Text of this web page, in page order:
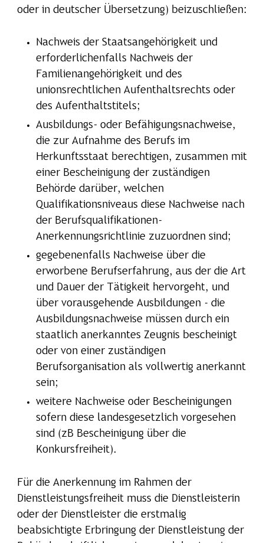
oder in deutscher Übersetzung) beizuschließen:
Nachweis der Staatsangehörigkeit und
erforderlichenfalls Nachweis der
Familienangehörigkeit und des
unionsrechtlichen Aufenthaltsrechts oder
des Aufenthaltstitels;
Ausbildungs- oder Befähigungsnachweise,
die zur Aufnahme des Berufs im
Herkunftsstaat berechtigen, zusammen mit
einer Bescheinigung der zuständigen
Behörde darüber, welchen
Qualifikationsniveaus diese Nachweise nach
der Berufsqualifikationen-
Anerkennungsrichtlinie zuzuordnen sind;
gegebenenfalls Nachweise über die
erworbene Berufserfahrung, aus der die Art
und Dauer der Tätigkeit hervorgeht, und
über vorausgehende Ausbildungen - die
Ausbildungsnachweise müssen durch ein
staatlich anerkanntes Zeugnis bescheinigt
oder von einer zuständigen
Berufsorganisation als vollwertig anerkannt
sein;
weitere Nachweise oder Bescheinigungen
sofern diese landesgesetzlich vorgesehen
sind (zB Bescheinigung über die
Konkursfreiheit).
Für die Anerkennung im Rahmen der
Dienstleistungsfreiheit muss die Dienstleisterin
oder der Dienstleister die erstmalig
beabsichtigte Erbringung der Dienstleistung der